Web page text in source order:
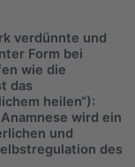
verdünnte und
Form bei
wie die
das
heilen“):
wird ein
und
des